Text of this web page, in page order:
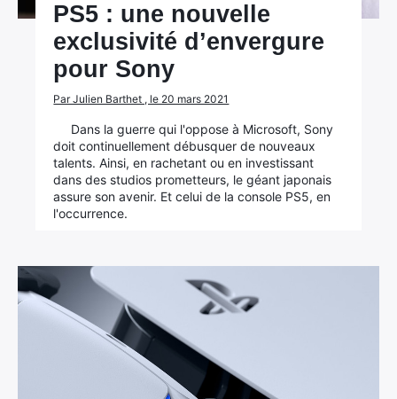
PS5 : une nouvelle
exclusivité d’envergure
pour Sony
Par Julien Barthet , le 20 mars 2021
Dans la guerre qui l'oppose à Microsoft, Sony
doit continuellement débusquer de nouveaux
talents. Ainsi, en rachetant ou en investissant
dans des studios prometteurs, le géant japonais
assure son avenir. Et celui de la console PS5, en
l'occurrence.